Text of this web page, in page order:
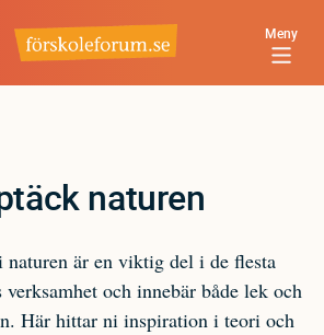
Meny
naturen
är en viktig del i de flesta
verksamhet och innebär både lek och
Här hittar ni inspiration i teori och